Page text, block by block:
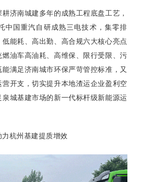
南城建多年的成熟工程底盘工艺，
中国重汽自研成熟三电技术，集零排
能耗、高出勤、高合规六大核心亮点
油车高油耗、高维保、限行受限、污
满足济南城市环保严苛管控标准，又
开支，切实提升本地渣运企业盈利空
城基建市场的新一代标杆级新能源运
杭州基建提质增效